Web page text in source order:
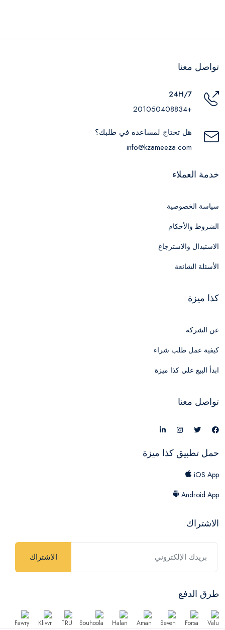
تواصل معنا
24H/7
+201050408834
هل تحتاج لمساعده في طلبك؟
info@kzameeza.com
خدمة العملاء
سياسة الخصوصية
الشروط والأحكام
الاستبدال والاسترجاع
الأسئلة الشائعة
كذا ميزة
عن الشركة
كيفية عمل طلب شراء
ابدأ البيع علي كذا ميزة
تواصل معنا
حمل تطبيق كذا ميزة
iOS App
Android App
الاشتراك
الاشتراك
طرق الدفع